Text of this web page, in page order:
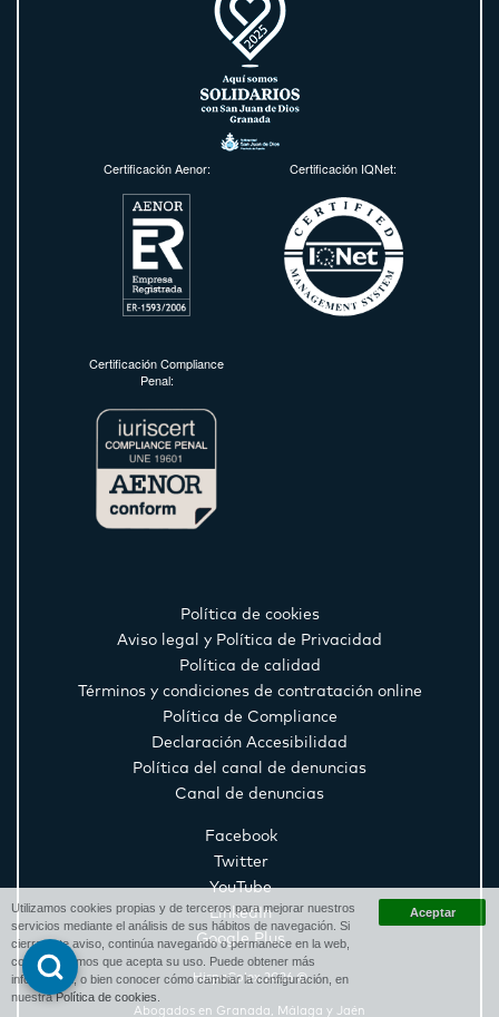
Certificación Aenor: Certificación IQNet:
Certificación Compliance
Penal:
Política de cookies
Aviso legal y Política de Privacidad
Política de calidad
Términos y condiciones de contratación online
Política de Compliance
Declaración Accesibilidad
Política del canal de denuncias
Canal de denuncias
Facebook
Twitter
YouTube
LinkedIn
Google Plus
HispaColex 2026 ©
Abogados en Granada, Málaga y Jaén
Utilizamos cookies propias y de terceros para mejorar nuestros
servicios mediante el análisis de sus hábitos de navegación. Si
cierra este aviso, continúa navegando o permanece en la web,
consideraremos que acepta su uso. Puede obtener más
información, o bien conocer cómo cambiar la configuración, en
nuestraPolítica de cookies